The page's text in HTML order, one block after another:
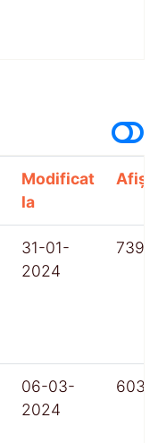
Modificat
la
31-01-
2024
739
06-03-
2024
603